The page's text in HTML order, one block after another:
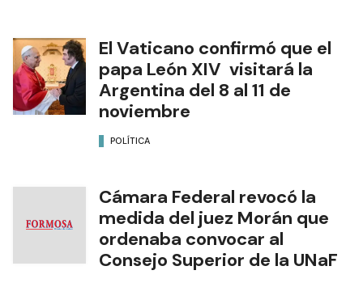
El Vaticano confirmó que el
papa León XIV visitará la
Argentina del 8 al 11 de
noviembre
POLÍTICA
Cámara Federal revocó la
medida del juez Morán que
ordenaba convocar al
Consejo Superior de la UNaF